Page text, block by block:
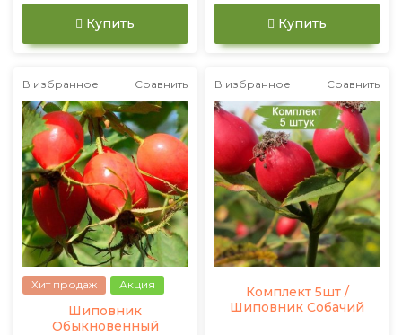
Купить Купить
В избранное Сравнить
Хит продаж Акция
Шиповник
Обыкновенный
В избранное Сравнить
Комплект 5шт /
Шиповник Собачий